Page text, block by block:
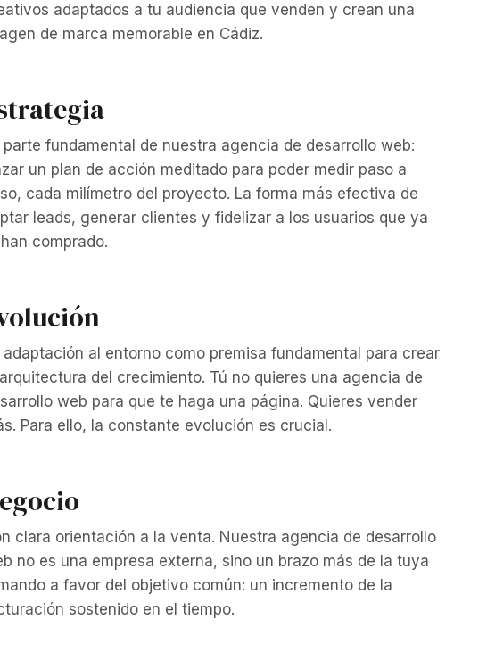
adaptados a tu audiencia que venden y crean una
de marca memorable en Cádiz.
parte fundamental de nuestra agencia de desarrollo web:
un plan de acción meditado para poder medir paso a
cada milímetro del proyecto. La forma más efectiva de
leads, generar clientes y fidelizar a los usuarios que ya
comprado.
adaptación al entorno como premisa fundamental para crear
arquitectura del crecimiento. Tú no quieres una agencia de
web para que te haga una página. Quieres vender
Para ello, la constante evolución es crucial.
clara orientación a la venta. Nuestra agencia de desarrollo
no es una empresa externa, sino un brazo más de la tuya
a favor del objetivo común: un incremento de la
sostenido en el tiempo.